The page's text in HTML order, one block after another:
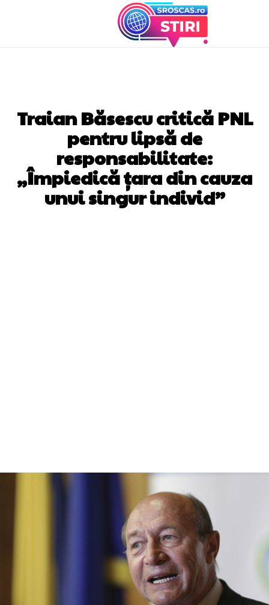
Traian Băsescu critică PNL
pentru lipsă de
responsabilitate:
„Împiedică țara din cauza
unui singur individ”